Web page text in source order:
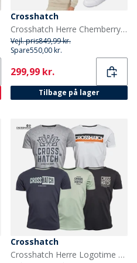
Crosshatch
Crosshatch Herre Chemberry Hættetrøje T-shirt Og Joggingbukser Med Åben Kant Sæt Stone/Burgundy
Vejl. pris849,99 kr.
Spare550,00 kr.
Current
299,99 kr.
Tilbage på lager
Crosshatch
Crosshatch Herre Logotime Fem Pakke T-shirts Sort/Hvid/Navy/Mint/Grå Marl